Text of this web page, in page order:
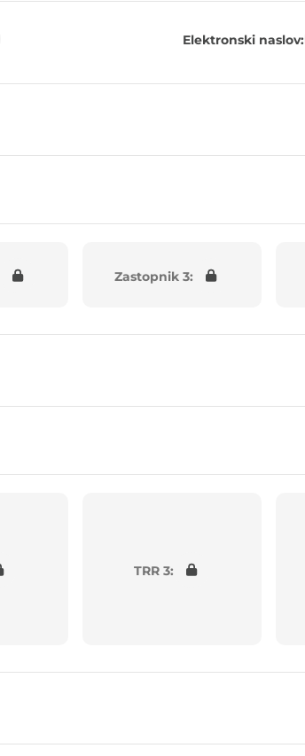
Elektronski naslov:
Zastopnik 3:
TRR 3: